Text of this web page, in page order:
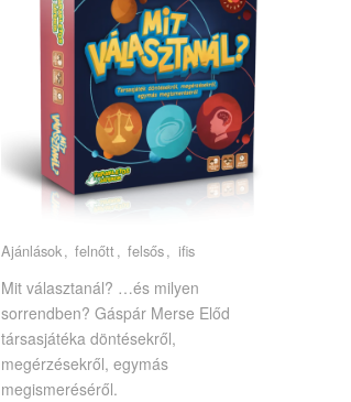
Ajánlások felnőtt felsős ifis
Mit választanál? …és milyen
sorrendben? Gáspár Merse Előd
társasjátéka döntésekről,
megérzésekről, egymás
megismeréséről.